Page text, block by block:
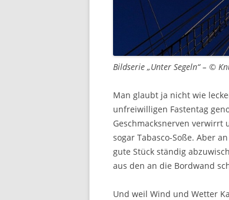
Bildserie „Unter Segeln“ – ©
Man glaubt ja nicht wie
unfreiwilligen Fastentag
Geschmacksnerven
sogar Tabasco-Soße. Aber
gute Stück ständig
aus den an die Bordwand
Und weil Wind und Wetter